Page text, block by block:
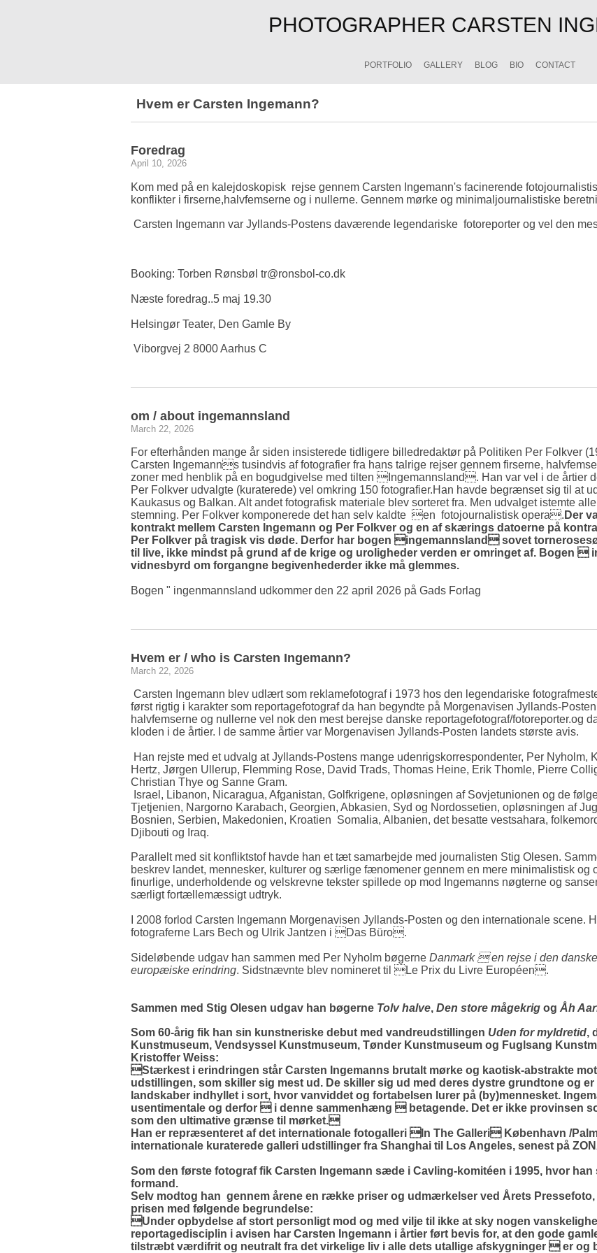
PHOTOGRAPHER CARSTEN
PORTFOLIO GALLERY BLOG BIO CONTACT
Hvem er Carsten Ingemann?
Foredrag
April 10, 2026
Kom med på en kalejdoskopisk rejse gennem Carsten Ingemann's facinerende
konflikter i firserne,halvfemserne og i nullerne. Gennem mørke og minimaljournalistiske
Carsten Ingemann var Jyllands-Postens daværende legendariske fotoreporter og vel den
Booking: Torben Rønsbøl tr@ronsbol-co.dk
Næste foredrag..5 maj 19.30
Helsingør Teater, Den Gamle By
Viborgvej 2 8000 Aarhus C
om / about ingemannsland
March 22, 2026
For efterhånden mange år siden insisterede tidligere billedredaktør på Politiken Per Folkver
Carsten Ingemanns tusindvis af fotografier fra hans talrige rejser gennem firserne,
zoner med henblik på en bogudgivelse med tilten Ingemannsland. Han var vel i de årtier
Per Folkver udvalgte (kuraterede) vel omkring 150 fotografier.Han havde begrænset sig til at
Kaukasus og Balkan. Alt andet fotografisk materiale blev sorteret fra. Men udvalget istemte
stemning. Per Folkver komponerede det han selv kaldte en fotojournalistisk opera. Der
kontrakt mellem Carsten Ingemann og Per Folkver og en af skærings datoerne på
Per Folkver på tragisk vis døde. Derfor har bogen ingemannsland sovet
til live, ikke mindst på grund af de krige og uroligheder verden er omringet af. Bogen
vidnesbyrd om forgangne begivenhederder ikke må glemmes.
Bogen " ingenmannsland udkommer den 22 april 2026 på Gads Forlag
Hvem er / who is Carsten Ingemann?
March 22, 2026
Carsten Ingemann blev udlært som reklamefotograf i 1973 hos den legendariske
først rigtig i karakter som reportagefotograf da han begyndte på Morgenavisen Jyllands-
halvfemserne og nullerne vel nok den mest berejse danske reportagefotograf/fotoreporter.og
kloden i de årtier. I de samme årtier var Morgenavisen Jyllands-Posten landets største avis.
Han rejste med et udvalg at Jyllands-Postens mange udenrigskorrespondenter, Per Nyholm,
Hertz, Jørgen Ullerup, Flemming Rose, David Trads, Thomas Heine, Erik Thomle, Pierre
Christian Thye og Sanne Gram.
Israel, Libanon, Nicaragua, Afganistan, Golfkrigene, opløsningen af Sovjetunionen og de
Tjetjenien, Nargorno Karabach, Georgien, Abkasien, Syd og Nordossetien, opløsningen af
Bosnien, Serbien, Makedonien, Kroatien Somalia, Albanien, det besatte vestsahara,
Djibouti og Iraq.
Parallelt med sit konfliktstof havde han et tæt samarbejde med journalisten Stig Olesen.
beskrev landet, mennesker, kulturer og særlige fænomener gennem en mere minimalistisk og
finurlige, underholdende og velskrevne tekster spillede op mod Ingemanns nøgterne og
særligt fortællemæssigt udtryk.
I 2008 forlod Carsten Ingemann Morgenavisen Jyllands-Posten og den internationale scene.
fotograferne Lars Bech og Ulrik Jantzen i Das Büro.
Sideløbende udgav han sammen med Per Nyholm bøgerne Danmark  en rejse i den
europæiske erindring. Sidstnævnte blev nomineret til Le Prix du Livre Européen.
Sammen med Stig Olesen udgav han bøgerne Tolv halve, Den store mågekrig og Åh
Som 60-årig fik han sin kunstneriske debut med vandreudstillingen Uden for myldretid,
Kunstmuseum, Vendsyssel Kunstmuseum, Tønder Kunstmuseum og Fuglsang
Kristoffer Weiss:
Stærkest i erindringen står Carsten Ingemanns brutalt mørke og kaotisk-abstrakte
udstillingen, som skiller sig mest ud. De skiller sig ud med deres dystre grundtone og
landskaber indhyllet i sort, hvor vanviddet og fortabelsen lurer på (by)mennesket.
usentimentale og derfor  i denne sammenhæng  betagende. Det er ikke provinsen
som den ultimative grænse til mørket.
Han er repræsenteret af det internationale fotogalleri In The Galleri København /
internationale kuraterede galleri udstillinger fra Shanghai til Los Angeles, senest på
Som den første fotograf fik Carsten Ingemann sæde i Cavling-komitéen i 1995, hvor
formand.
Selv modtog han gennem årene en række priser og udmærkelser ved Årets
prisen med følgende begrundelse:
Under opbydelse af stort personligt mod og med vilje til ikke at sky nogen
reportagedisciplin i avisen har Carsten Ingemann i årtier ført bevis for, at den gode
tilstræbt værdifrit og neutralt fra det virkelige liv i alle dets utallige afskygninger  er